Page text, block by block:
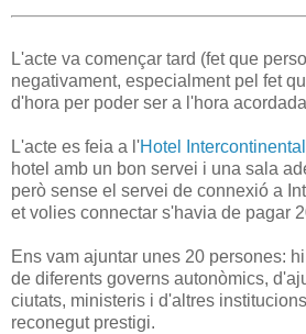
L'acte va començar tard (fet que
negativament, especialment pel fet
d'hora per poder ser a l'hora
L'acte es feia a l'Hotel
hotel amb un bon servei i una sala
però sense el servei de connexió a
et volies connectar s'havia de pagar
Ens vam ajuntar unes 20 persones:
de diferents governs autonòmics,
ciutats, ministeris i d'altres
reconegut prestigi.